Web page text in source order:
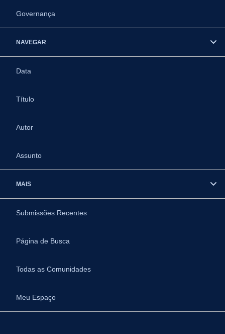
Governança
NAVEGAR
Data
Título
Autor
Assunto
MAIS
Submissões Recentes
Página de Busca
Todas as Comunidades
Meu Espaço